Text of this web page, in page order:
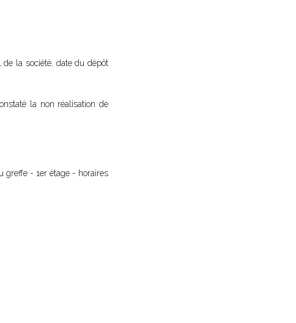
la société, date du dépôt
la non réalisation de
greffe - 1er étage - horaires